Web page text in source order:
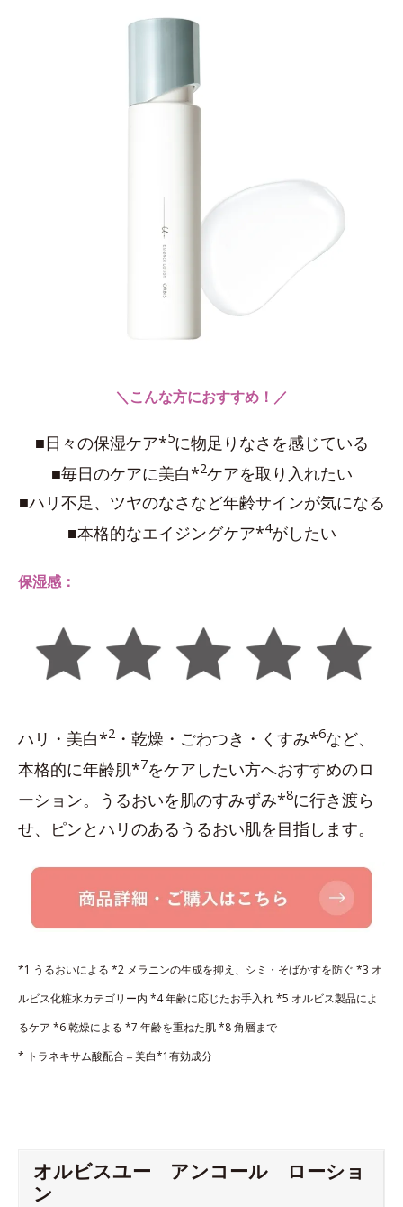
＼こんな方におすすめ！／
■日々の保湿ケア*5に物足りなさを感じている
■毎日のケアに美白*2ケアを取り入れたい
■ハリ不足、ツヤのなさなど年齢サインが気になる
■本格的なエイジングケア*4がしたい
保湿感：
ハリ・美白*2 ・乾燥・ごわつき・くすみ*6など、
本格的に年齢肌*7をケアしたい方へおすすめのロ
ーション。うるおいを肌のすみずみ*8に行き渡ら
せ、ピンとハリのあるうるおい肌を目指します。
*1 うるおいによる *2 メラニンの生成を抑え、シミ・そばかすを防ぐ *3 オ
ルビス化粧水カテゴリー内 *4 年齢に応じたお手入れ*5 オルビス製品によ
るケア *6 乾燥による *7 年齢を重ねた肌*8 角層まで
* トラネキサム酸配合＝美白*1有効成分
オルビスユー アンコール ローショ
ン